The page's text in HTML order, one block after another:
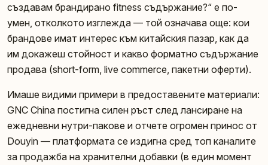
създавам брандирано fitness съдържание?“ е по-
умен, отколкото изглежда — той означава още: кои
брандове имат интерес към китайския пазар, как да
им докажеш стойност и какво форматно съдържание
продава (short-form, live commerce, пакетни оферти).
Имаше видими примери в предоставените материали:
GNC China постигна силен ръст след лансиране на
ежедневни нутри-паковe и отчете огромен принос от
Douyin — платформата се издигна сред топ каналите
за продажба на хранителни добавки (в един момент